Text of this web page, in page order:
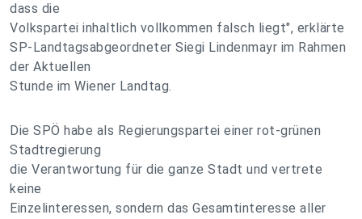
dass die
Volkspartei inhaltlich vollkommen falsch liegt", erklärte
SP-Landtagsabgeordneter Siegi Lindenmayr im Rahmen
der Aktuellen
Stunde im Wiener Landtag.
Die SPÖ habe als Regierungspartei einer rot-grünen
Stadtregierung
die Verantwortung für die ganze Stadt und vertrete
keine
Einzelinteressen, sondern das Gesamtinteresse aller